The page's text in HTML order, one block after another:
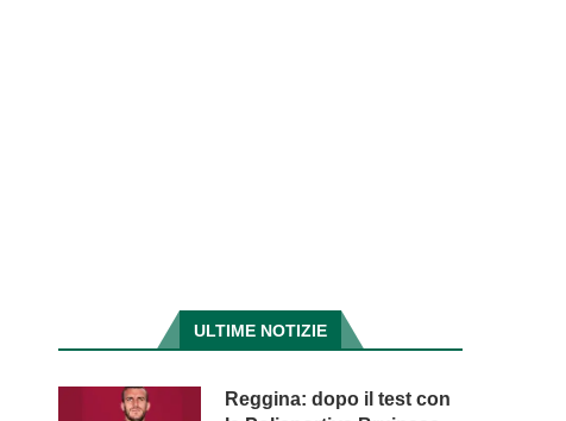
ULTIME NOTIZIE
Reggina: dopo il test con